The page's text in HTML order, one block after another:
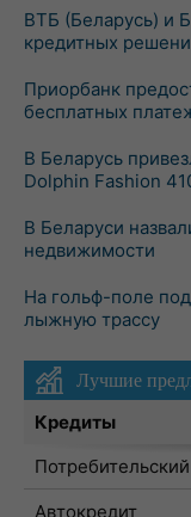
ВТБ (Беларусь) и
кредитных
Приорбанк
бесплатных
В Беларусь
Dolphin Fashion
В Беларуси
недвижимости
На гольф-поле
лыжную трассу
Лучшие
Кредиты
Потребительский
Автокредит